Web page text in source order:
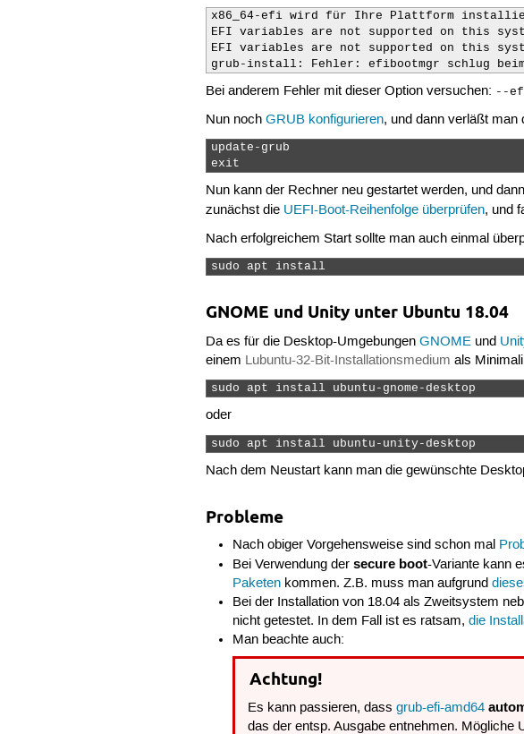
x86_64-efi wird für Ihre Plattform
EFI variables are not supported on this
EFI variables are not supported on this
grub-install: Fehler: efibootmgr schlug
Bei anderem Fehler mit dieser Option versuchen: --
Nun nochGRUB konfigurieren, und dann verläßt man
update-grub
exit
Nun kann der Rechner neu gestartet werden, und
zunächst die UEFI-Boot-Reihenfolge überprüfen, und
Nach erfolgreichem Start sollte man auch einmal
sudo apt install
GNOME und Unity unter Ubuntu 18.04
Da es für die Desktop-UmgebungenGNOME und
einem Lubuntu-32-Bit-Installationsmedium als
sudo apt install ubuntu-gnome-desktop
oder
sudo apt install ubuntu-unity-desktop
Nach dem Neustart kann man die gewünschte
Probleme
Nach obiger Vorgehensweise sind schon mal
Bei Verwendung der secure boot-Variante kann
Paketenkommen. Z.B. muss man aufgrund
Bei der Installation von 18.04 als Zweitsystem
nicht getestet. In dem Fall ist es ratsam, die
Man beachte auch:
Achtung!
Es kann passieren, dassgrub-efi-amd64
das der entsp. Ausgabe entnehmen. Mögliche